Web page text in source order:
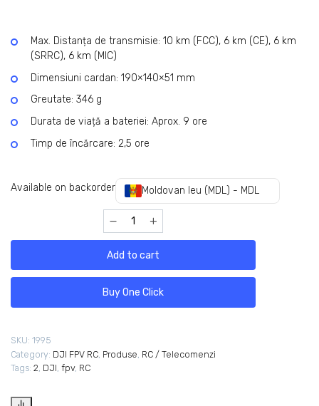
Max. Distanța de transmisie: 10 km (FCC), 6 km (CE), 6 km
(SRRC), 6 km (MIC)
Dimensiuni cardan: 190×140×51 mm
Greutate: 346 g
Durata de viață a bateriei: Aprox. 9 ore
Timp de încărcare: 2,5 ore
Available on backorder Moldovan leu (MDL) - MDL
Add to cart
Buy One Click
SKU: 1995
Category: DJI FPV RC Produse RC / Telecomenzi
Tags: 2 DJI fpv, RC